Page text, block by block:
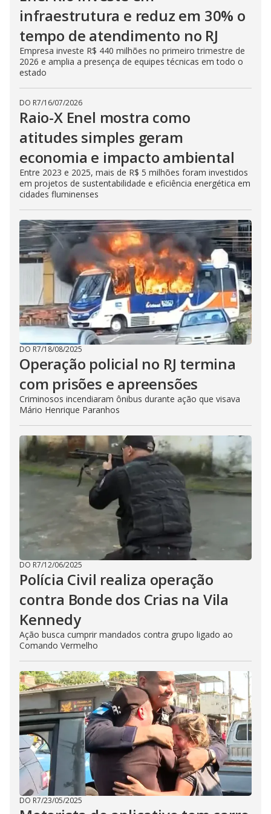
infraestrutura e reduz em 30% o
tempo de atendimento no RJ
Empresa investe R$ 440 milhões no primeiro trimestre de
2026 e amplia a presença de equipes técnicas em todo o
estado
DO R7/16/07/2026
Raio-X Enel mostra como
atitudes simples geram
economia e impacto ambiental
Entre 2023 e 2025, mais de R$ 5 milhões foram investidos
em projetos de sustentabilidade e eficiência energética em
cidades fluminenses
DO R7/18/08/2025
Operação policial no RJ termina
com prisões e apreensões
Criminosos incendiaram ônibus durante ação que visava
Mário Henrique Paranhos
DO R7/12/06/2025
Polícia Civil realiza operação
contra Bonde dos Crias na Vila
Kennedy
Ação busca cumprir mandados contra grupo ligado ao
Comando Vermelho
DO R7/23/05/2025